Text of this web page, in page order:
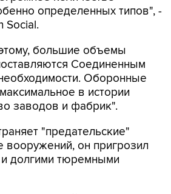
большие объемы
Оборонные
в истории
заводов и фабрик".
"предательские"
долгими тюремными
со ссылкой два источника